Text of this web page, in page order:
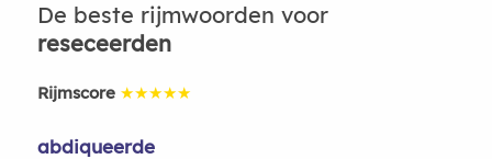
De beste rijmwoorden voor
reseceerden
Rijmscore ★★★★★
abdiqueerde